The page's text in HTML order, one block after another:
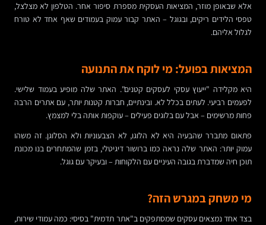
אלא שבאופן מוזר, המציאות העסקית מספרת סיפור אחר. הטלפון לא מצלצל,
טפסי הלידים ריקים, ובגוגל – האתר קבור עמוק בעמודים שאף אחד לא טורח
לגלול אליהם.
המציאות בפועל: מי לוקח את התנועה
היא מקלידה "ייעוץ עסקי לעסקים קטנים". האתר שלה מופיע בעמוד שלישי.
לפעמים רביעי. לעתים בכלל לא. ובינתיים, חברות קטנות יותר, עם אתרים הרבה
פחות מרשימים – אבל עם בלוגים פעילים – עוקפות אותה בלי למצמץ.
פתאום מתברר שהבעיה היא לא הלוגו, לא הצבעוניות ולא הסלוגן. זה משהו
עמוק יותר: האתר שלה נראה כמו ברושור דיגיטלי, בזמן שהמתחרים בנו מכונת
תוכן חיה שמדברת בגובה העיניים עם הלקוחות – ובעיקר עם גוגל.
מי משחק במגרש הזה?
בצד אחד נמצאים עסקים שמסתפקים ב"אתר תדמית" בסיסי: כמה עמודי שירות,